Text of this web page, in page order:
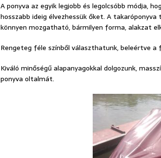
A ponyva az egyik legjobb és legolcsóbb módja,
hosszabb ideig élvezhessük őket. A
könnyen mozgatható, bármilyen forma, alakzat
Rengeteg féle színből választhatunk, beleértve a
Kiváló minőségű alapanyagokkal dolgozunk,
ponyva oltalmát.